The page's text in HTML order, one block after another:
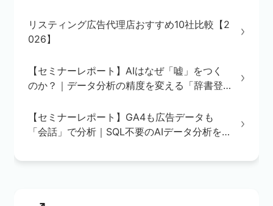
リスティング広告代理店おすすめ10社比較【2
026】
【セミナーレポート】AIはなぜ「嘘」をつく
のか？｜データ分析の精度を変える「辞書登
【セミナーレポート】GA4も広告データも
「会話」で分析｜SQL不要のAIデータ分析を